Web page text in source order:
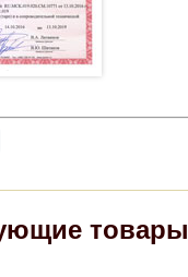
товары